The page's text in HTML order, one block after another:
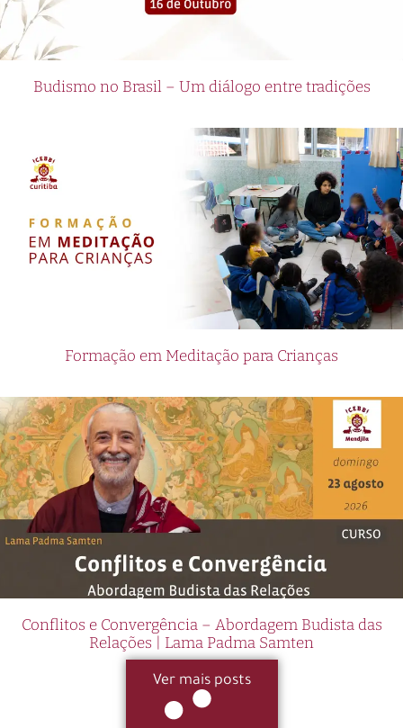
Budismo no Brasil – Um diálogo entre tradições
Formação em Meditação para Crianças
Conflitos e Convergência – Abordagem Budista das
Relações | Lama Padma Samten
Ver mais posts